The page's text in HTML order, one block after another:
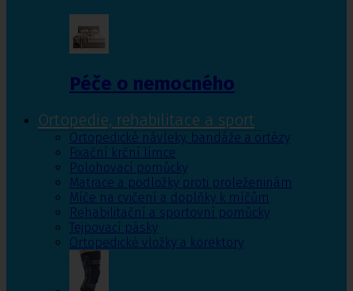
Péče o nemocného
Ortopedie, rehabilitace a sport
Ortopedické návleky, bandáže a ortézy
Fixační krční límce
Polohovací pomůcky
Matrace a podložky proti proleženinám
Míče na cvičení a doplňky k míčům
Rehabilitační a sportovní pomůcky
Tejpovací pásky
Ortopedické vložky a korektory